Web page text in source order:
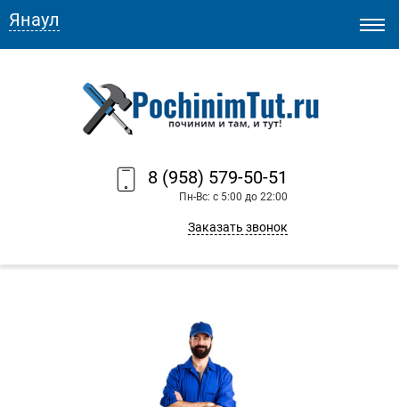
8 (958) 579-50-51
Пн-Вс: с 5:00 до 22:00
Заказать звонок
Янаул